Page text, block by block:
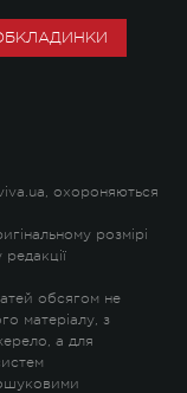
охороняються
розмірі
обсягом не
матеріалу, з
а для